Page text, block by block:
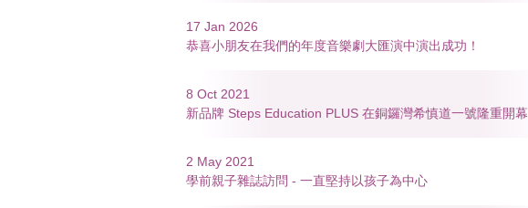
17 Jan 2026
恭喜小朋友在我們的年度音樂劇大匯演中演出成功！
8 Oct 2021
新品牌 Steps Education PLUS 在銅鑼灣希慎道一號隆重開幕
2 May 2021
學前親子雜誌訪問 - 一直堅持以孩子為中心